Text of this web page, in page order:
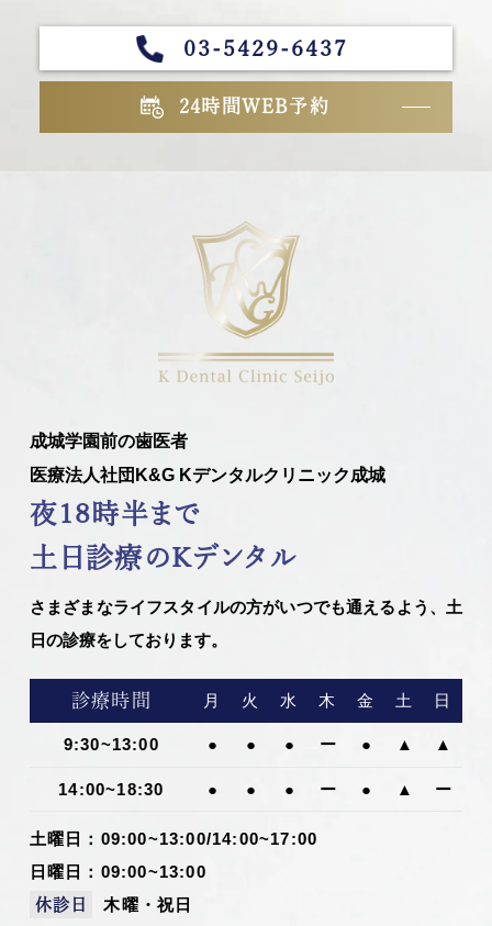
03-5429-6437
24時間WEB予約
成城学園前の歯医者
医療法人社団K&G Kデンタルクリニック成城
夜18時半まで
土日診療のKデンタル
さまざまなライフスタイルの方がいつでも通えるよう、土
日の診療をしております。
診療時間 月 火 水 木 金 土 日
9:30~13:00 ● ● ● ー ● ▲ ▲
14:00~18:30 ● ● ● ー ● ▲ ー
土曜日：09:00~13:00/14:00~17:00
日曜日：09:00~13:00
休診日 木曜・祝日